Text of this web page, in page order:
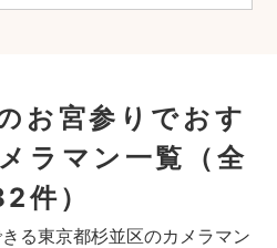
お宮参りでおす
ラマン一覧
（全
件）
る東京都杉並区のカメラマン